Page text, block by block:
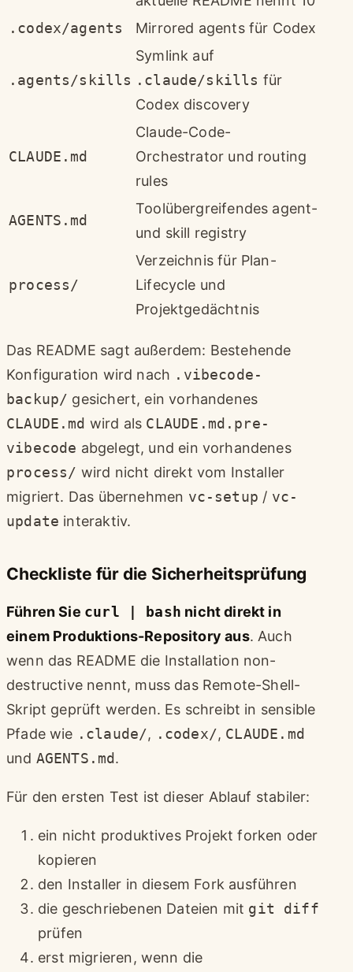
.codex/agents
Mirrored agents für Codex
.agents/skills
Symlink auf
.claude/skills für
Codex discovery
CLAUDE.md
Claude-Code-
Orchestrator und routing
rules
AGENTS.md
Toolübergreifendes agent-
und skill registry
process/
Verzeichnis für Plan-
Lifecycle und
Projektgedächtnis
Das README sagt außerdem: Bestehende
Konfiguration wird nach .vibecode-
backup/ gesichert, ein vorhandenes
CLAUDE.md wird als CLAUDE.md.pre-
vibecode abgelegt, und ein vorhandenes
process/ wird nicht direkt vom Installer
migriert. Das übernehmen vc-setup / vc-
update interaktiv.
Checkliste für die Sicherheitsprüfung
Führen Sie curl | bash nicht direkt in
einem Produktions-Repository aus. Auch
wenn das README die Installation non-
destructive nennt, muss das Remote-Shell-
Skript geprüft werden. Es schreibt in sensible
Pfade wie .claude/, .codex/, CLAUDE.md
und AGENTS.md.
Für den ersten Test ist dieser Ablauf stabiler:
ein nicht produktives Projekt forken oder
kopieren
den Installer in diesem Fork ausführen
die geschriebenen Dateien mit git diff
prüfen
erst migrieren, wenn die